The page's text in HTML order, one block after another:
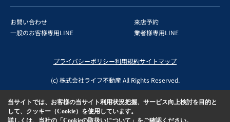
お問い合わせ
来店予約
一般のお客様専用LINE
業者様専用LINE
プライバシーポリシー利用規約サイトマップ
(c) 株式会社ライフ不動産 All Rights Reserved.
当サイトでは、お客様の当サイト利用状況把握、サービス向上検討を目的と
して、クッキー（Cookie）を使用しています。
詳しくは、当社の 「Cookieの取扱いについて」 をご確認ください。